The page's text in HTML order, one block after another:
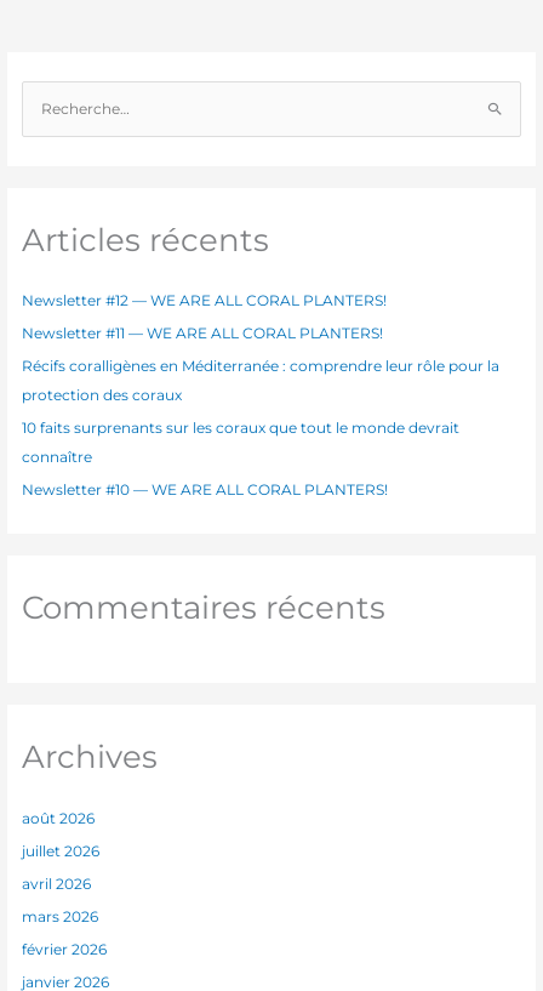
e
r
:
Articles récents
Newsletter #12 — WE ARE ALL CORAL PLANTERS!
Newsletter #11 — WE ARE ALL CORAL PLANTERS!
Récifs coralligènes en Méditerranée : comprendre leur rôle pour la
protection des coraux
10 faits surprenants sur les coraux que tout le monde devrait
connaître
Newsletter #10 — WE ARE ALL CORAL PLANTERS!
Commentaires récents
Archives
août 2026
juillet 2026
avril 2026
mars 2026
février 2026
janvier 2026